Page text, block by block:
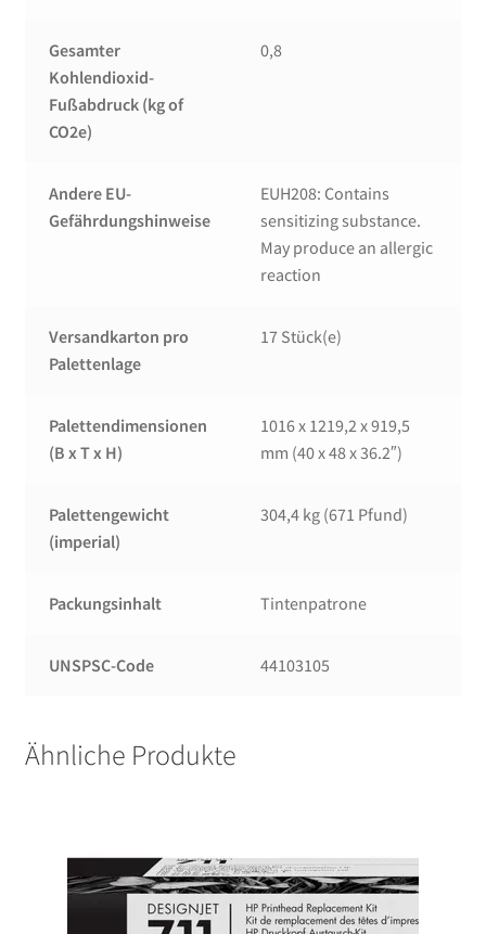
Gesamter
Kohlendioxid-
Fußabdruck (kg of
CO2e)
0,8
Andere EU-
Gefährdungshinweise
EUH208: Contains
sensitizing substance.
May produce an allergic
reaction
Versandkarton pro
Palettenlage
17 Stück(e)
Palettendimensionen
(B x T x H)
1016 x 1219,2 x 919,5
mm (40 x 48 x 36.2″)
Palettengewicht
(imperial)
304,4 kg (671 Pfund)
Packungsinhalt Tintenpatrone
UNSPSC-Code 44103105
Ähnliche Produkte